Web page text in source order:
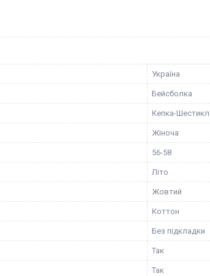
Україна
Бейсболка
Кепка-
Жіноча
56-58
Літо
Жовтий
Коттон
Без підкладки
Так
Так